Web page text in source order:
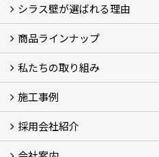
シラス壁が選ばれる理由
シラスストーリー
こだわり
シラス壁の驚くべき性能
商品ラインナップ
一覧
内装仕上げ材
外装仕上げ材
舗装材
水性無機高分子系ハイブリッ
エコリフォーム
消臭壁紙
Q&A
資料PDF
私たちの取り組み
SDGs、GHGへの取り組み (2)
マグマシラス米
特別対談 (2)
高千穂シラス解説ムービー
研究プロジェクト (4)
プロジェクト (3)
施工事例
施工事例
お客様からのお便り
採用会社紹介
採用会社紹介
「鏝人の会」左官店のご紹介